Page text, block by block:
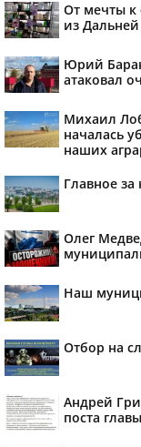
От мечты к
из
Юрий
атаковал
Михаил
началась
наших
Главное
Олег
Наш
Отбор на
Андрей
поста